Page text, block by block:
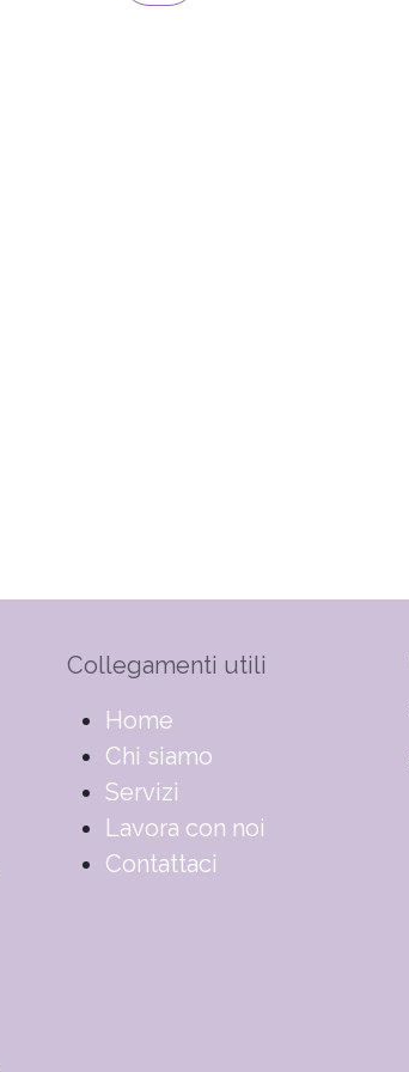
Collegamenti utili
​​​​​​​​​​​​​​​​H​o​m​e
Chi siamo
Servizi
Lavora con noi
Contattaci